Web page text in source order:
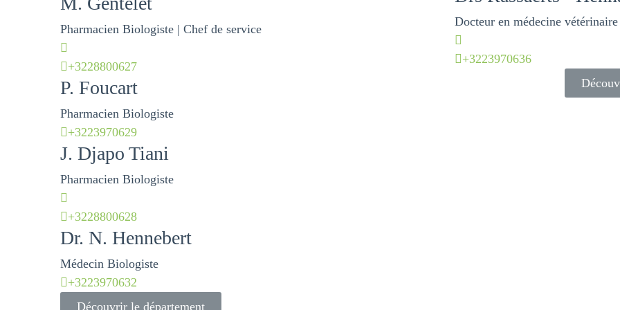
Pharmacien Biologiste | Chef de service
+3228800627
P. Foucart
Pharmacien Biologiste
+3223970629
J. Djapo Tiani
Pharmacien Biologiste
+3228800628
Dr. N. Hennebert
Médecin Biologiste
+3223970632
Découvrir le département
Docteur en médecine vétérinaire
+3223970636